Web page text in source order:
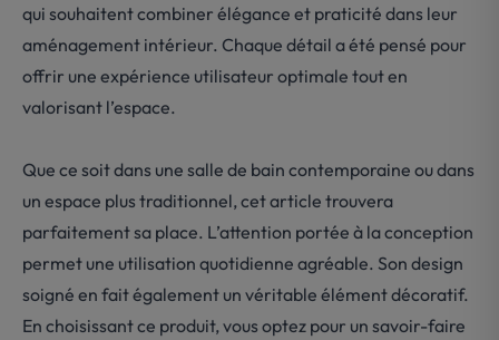
qui souhaitent combiner élégance et praticité dans leur
aménagement intérieur. Chaque détail a été pensé pour
offrir une expérience utilisateur optimale tout en
valorisant l’espace.
Que ce soit dans une salle de bain contemporaine ou dans
un espace plus traditionnel, cet article trouvera
parfaitement sa place. L’attention portée à la conception
permet une utilisation quotidienne agréable. Son design
soigné en fait également un véritable élément décoratif.
En choisissant ce produit, vous optez pour un savoir-faire